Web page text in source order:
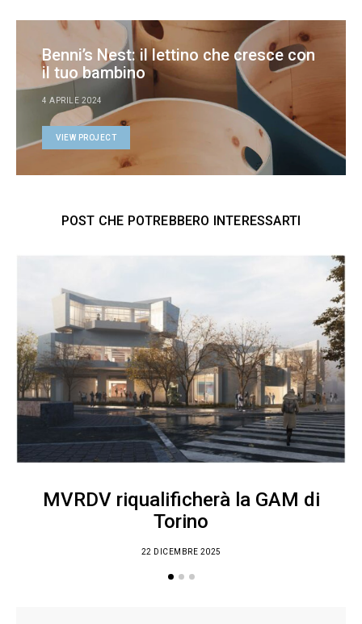
Benni’s Nest: il lettino che cresce con
il tuo bambino
4 APRILE 2024
VIEW PROJECT
POST CHE POTREBBERO INTERESSARTI
MVRDV riqualificherà la GAM di
Torino
22 DICEMBRE 2025